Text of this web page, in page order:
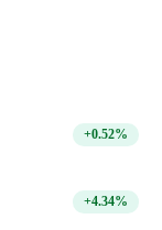
+0.52%
+4.34%